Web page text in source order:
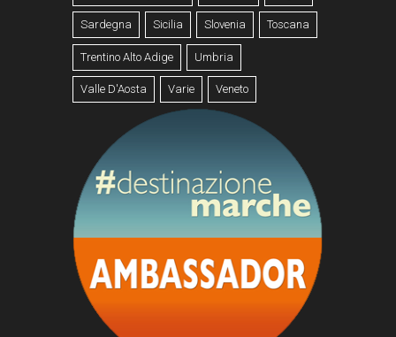
Sardegna Sicilia Slovenia Toscana
Trentino Alto Adige Umbria
Valle D'Aosta Varie Veneto